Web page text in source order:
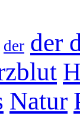
der der
Natur